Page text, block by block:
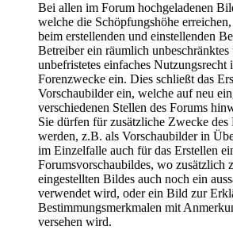
Bei allen im Forum hochgeladenen
welche die Schöpfungshöhe
beim erstellenden und einstellenden
Betreiber ein räumlich
unbefristetes einfaches Nutzungsrecht
Forenzwecke ein. Dies schließt das
Vorschaubilder ein, welche auf neu
verschiedenen Stellen des Forums
Sie dürfen für zusätzliche Zwecke des
werden, z.B. als Vorschaubilder in
im Einzelfalle auch für das Erstellen
Forumsvorschaubildes, wo zusätzlich
eingestellten Bildes auch noch ein
verwendet wird, oder ein Bild zur
Bestimmungsmerkmalen mit
versehen wird.